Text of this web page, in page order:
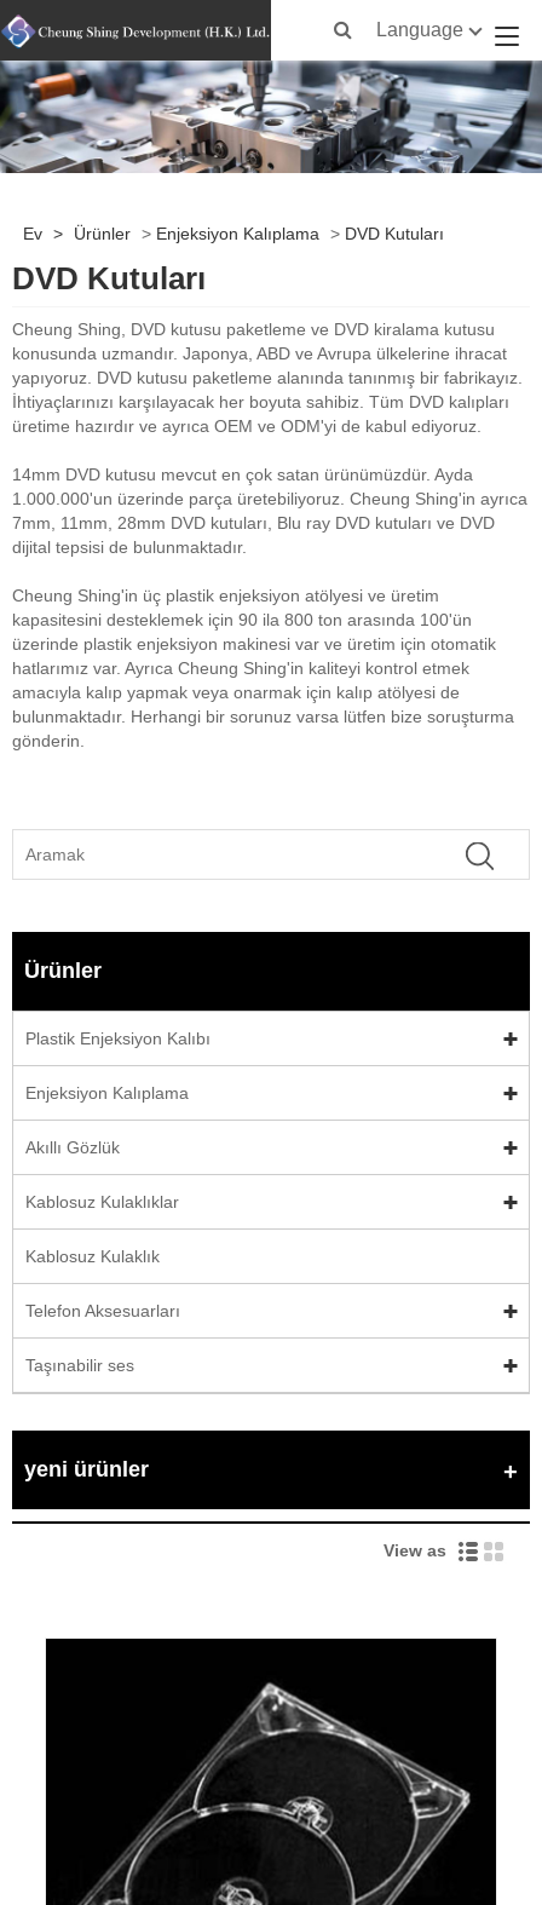
Language
Ev > Ürünler > Enjeksiyon Kalıplama > DVD Kutuları
DVD Kutuları
Cheung Shing, DVD kutusu paketleme ve DVD kiralama kutusu
konusunda uzmandır. Japonya, ABD ve Avrupa ülkelerine ihracat
yapıyoruz. DVD kutusu paketleme alanında tanınmış bir fabrikayız.
İhtiyaçlarınızı karşılayacak her boyuta sahibiz. Tüm DVD kalıpları
üretime hazırdır ve ayrıca OEM ve ODM'yi de kabul ediyoruz.
14mm DVD kutusu mevcut en çok satan ürünümüzdür. Ayda
1.000.000'un üzerinde parça üretebiliyoruz. Cheung Shing'in ayrıca
7mm, 11mm, 28mm DVD kutuları, Blu ray DVD kutuları ve DVD
dijital tepsisi de bulunmaktadır.
Cheung Shing'in üç plastik enjeksiyon atölyesi ve üretim
kapasitesini desteklemek için 90 ila 800 ton arasında 100'ün
üzerinde plastik enjeksiyon makinesi var ve üretim için otomatik
hatlarımız var. Ayrıca Cheung Shing'in kaliteyi kontrol etmek
amacıyla kalıp yapmak veya onarmak için kalıp atölyesi de
bulunmaktadır. Herhangi bir sorunuz varsa lütfen bize soruşturma
gönderin.
Ürünler
Plastik Enjeksiyon Kalıbı
Enjeksiyon Kalıplama
Akıllı Gözlük
Kablosuz Kulaklıklar
Kablosuz Kulaklık
Telefon Aksesuarları
Taşınabilir ses
yeni ürünler
View as